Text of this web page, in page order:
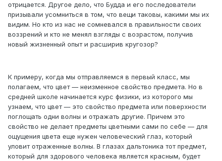
отрицается. Другое дело, что Будда и его последователи
призывали усомниться в том, что вещи таковы, какими мы их
видим. Но кто из нас не сомневался в правильности своих
воззрений и кто не менял взгляды с возрастом, получив
новый жизненный опыт и расширив кругозор?
К примеру, когда мы отправляемся в первый класс, мы
полагаем, что цвет — неизменное свойство предмета. Но в
средней школе начинается курс физики, из которого мы
узнаем, что цвет — это свойство предмета или поверхности
поглощать одни волны и отражать другие. Причем это
свойство не делает предметы цветными сами по себе — для
ощущения цвета еще нужен человеческий глаз, который
уловит отраженные волны. В глазах дальтоника тот предмет,
который для здорового человека является красным, будет